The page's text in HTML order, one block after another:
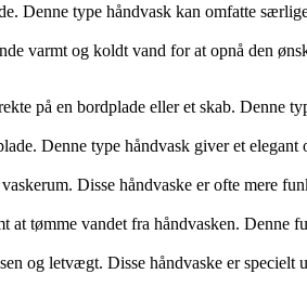
Denne type håndvask kan omfatte
varmt og koldt vand for at opnå den
på en bordplade eller et skab. Denne
Denne type håndvask giver et
Disse håndvaske er ofte mere
tømme vandet fra håndvasken. Denne
og letvægt. Disse håndvaske er